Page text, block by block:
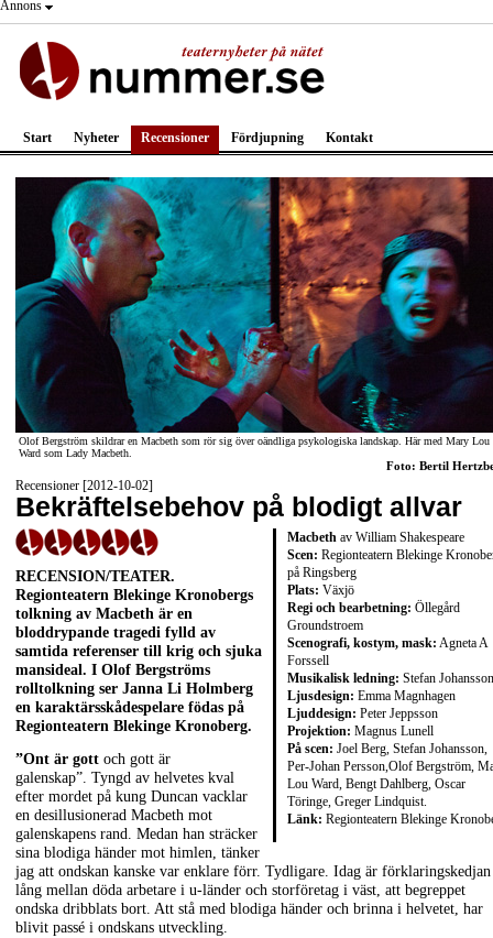
Annons
Start Nyheter Recensioner Fördjupning Kontakt
Olof Bergström skildrar en Macbeth som rör sig över oändliga psykologiska landskap. Här med Mary Lou
Ward som Lady Macbeth.
Foto: Bertil
Recensioner [2012-10-02]
Bekräftelsebehov på blodigt allvar
Macbeth av William Shakespeare
Scen: Regionteatern Blekinge
på Ringsberg
Plats: Växjö
Regi och bearbetning: Öllegård
Groundstroem
Scenografi, kostym, mask: Agneta A
Forssell
Musikalisk ledning: Stefan Johansson
Ljusdesign: Emma Magnhagen
Ljuddesign: Peter Jeppsson
Projektion: Magnus Lunell
På scen: Joel Berg, Stefan Johansson,
Per-Johan Persson,Olof Bergström,
Lou Ward, Bengt Dahlberg, Oscar
Töringe, Greger Lindquist.
Länk: Regionteatern Blekinge
RECENSION/TEATER.
Regionteatern Blekinge Kronobergs
tolkning av Macbeth är en
bloddrypande tragedi fylld av
samtida referenser till krig och sjuka
mansideal. I Olof Bergströms
rolltolkning ser Janna Li Holmberg
en karaktärsskådespelare födas på
Regionteatern Blekinge Kronoberg.
”Ont är gott och gott är
galenskap”. Tyngd av helvetes kval
efter mordet på kung Duncan vacklar
en desillusionerad Macbeth mot
galenskapens rand. Medan han sträcker
sina blodiga händer mot himlen, tänker
jag att ondskan kanske var enklare förr. Tydligare. Idag är förklaringskedjan
lång mellan döda arbetare i u-länder och storföretag i väst, att begreppet
ondska dribblats bort. Att stå med blodiga händer och brinna i helvetet, har
blivit passé i ondskans utveckling.